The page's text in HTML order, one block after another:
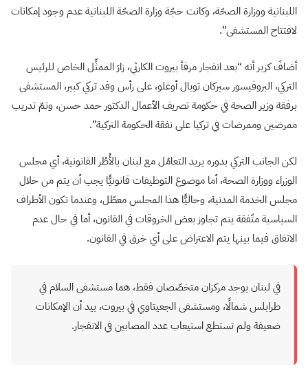
اللبنانية ووزارة الصحّة، وكانت حجّة وزارة الصحّة اللبنانية عدم وجود إمكانات
لافتتاح المستشفى”.
أضافَ كزبر أنه “بعد انفجار مرفأ بيروت الكارثي، زارَ الممثِّل الخاص للرئيس
التركي، البروفيسور سيركان توبال أوغلو، على رأس وفد تركي كبير، المستشفى
برفقة وزير الصحة في حكومة تصريف الأعمال الدكتور حمد حسن، وتمّ تدريب
ممرضين وممرضات في تركيا على نفقة الحكومة التركية”.
لكن الجانب التركي بدوره يريد التعامُل مع لبنان بالأُطُر القانونية، أي مجلس
الوزراء ووزارة الصحة، أما موضوع التوظيفات قانونيًّا يجب أن يتم من خلال
مجلس الخدمة المدنية، وحاليًّا هذا المجلس معطّل، وعندما تكون الأطراف
السياسية متّفقة يتم تجاوز بعض الخروقات في القانون، أما في حال عدم
الاتفاق فيما بينها يتم الاعتراض على أي خرق في القانون.
في لبنان يوجد مركزان متخصّصان فقط، هما مستشفى السلام في
طرابلس شمالًا، ومستشفى الجعيتاوي في بيروت، بيد أن الإمكانات
ضعيفة ولم تستطع استيعاب عدد المصابين في الانفجار.